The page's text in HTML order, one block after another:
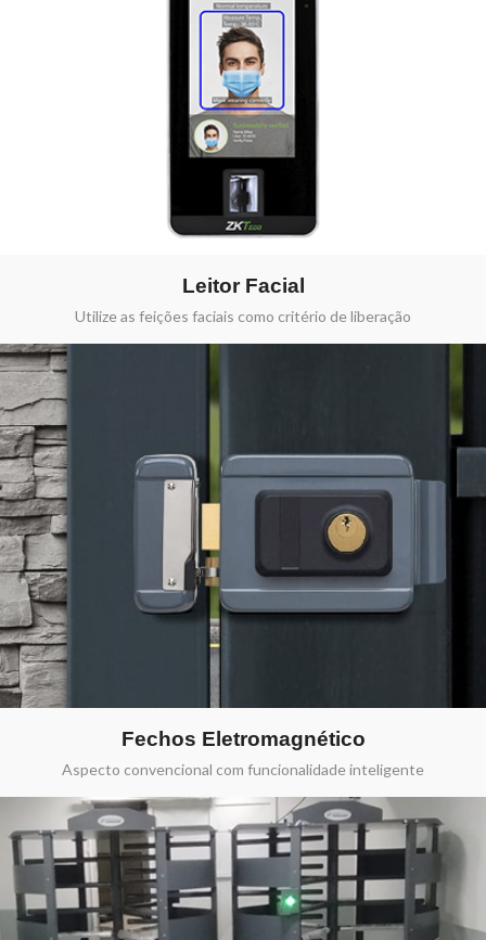
Leitor Facial
Utilize as feições faciais como critério de liberação
Fechos Eletromagnético
Aspecto convencional com funcionalidade inteligente